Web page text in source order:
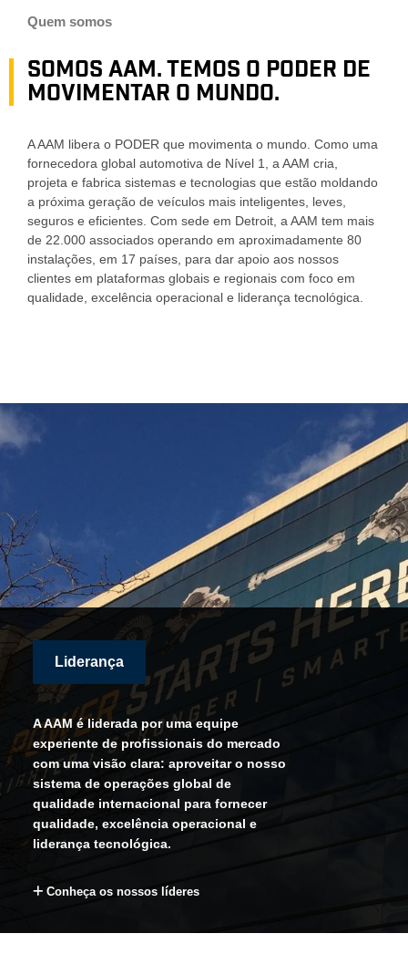
Quem somos
Somos AAM. Temos o PODER de
movimentar o mundo.
A AAM libera o PODER que movimenta o mundo. Como uma
fornecedora global automotiva de Nível 1, a AAM cria,
projeta e fabrica sistemas e tecnologias que estão moldando
a próxima geração de veículos mais inteligentes, leves,
seguros e eficientes. Com sede em Detroit, a AAM tem mais
de 22.000 associados operando em aproximadamente 80
instalações, em 17 países, para dar apoio aos nossos
clientes em plataformas globais e regionais com foco em
qualidade, excelência operacional e liderança tecnológica.
Liderança
A AAM é liderada por uma equipe
experiente de profissionais do mercado
com uma visão clara: aproveitar o nosso
sistema de operações global de
qualidade internacional para fornecer
qualidade, excelência operacional e
liderança tecnológica.
Conheça os nossos líderes